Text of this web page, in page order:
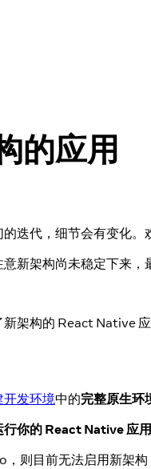
的应用
的迭代，细节会有变化。
意新架构尚未稳定下来
架构的 React Native
开发环境中的完整原生环
行你的 React Native 应
则目前无法启用新架